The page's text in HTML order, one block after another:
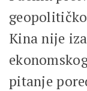
Kina nije
pitanje